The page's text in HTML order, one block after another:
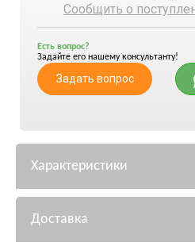
Сообщить о
Есть вопрос?
Задайте его нашему консультанту!
Задать вопрос
Характеристики
Доставка